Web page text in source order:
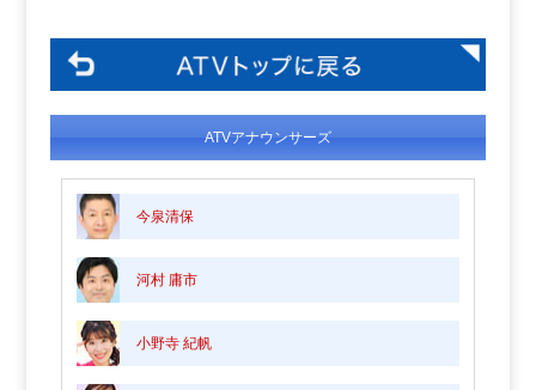
ATVアナウンサーズ
今泉清保
河村 庸市
小野寺 紀帆